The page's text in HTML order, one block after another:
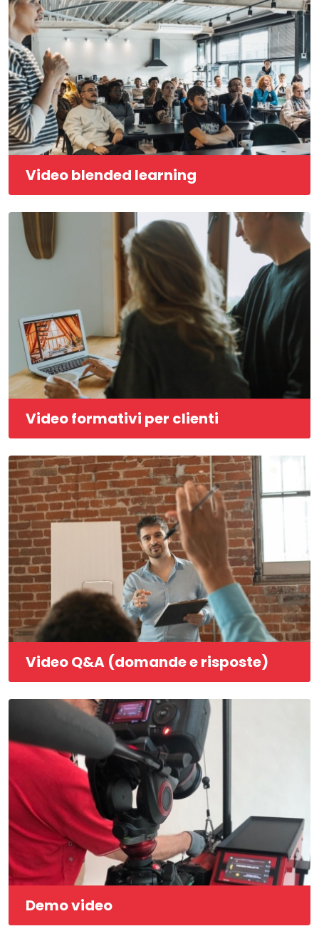
Video blended learning
Video formativi per clienti
Video Q&A (domande e risposte)
Demo video